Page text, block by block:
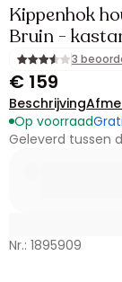
Kippenhok
Bruin -
3
€ 159
Beschrijving
Op voorraad
Geleverd tussen
Nr.: 1895909